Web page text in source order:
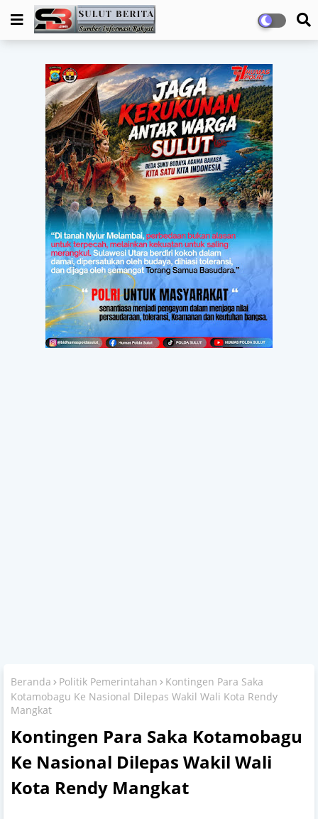
Beranda Politik Pemerintahan
Kontingen Para Saka
Kotamobagu Ke Nasional Dilepas Wakil Wali Kota Rendy
Mangkat
Kontingen Para Saka Kotamobagu
Ke Nasional Dilepas Wakil Wali
Kota Rendy Mangkat